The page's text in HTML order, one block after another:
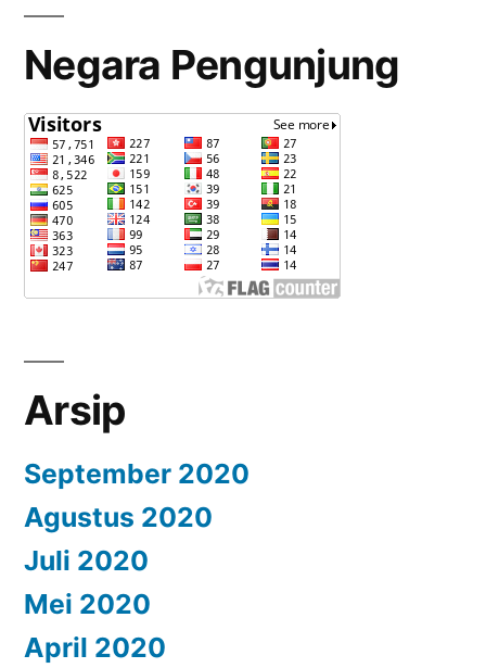
Negara Pengunjung
Arsip
September 2020
Agustus 2020
Juli 2020
Mei 2020
April 2020